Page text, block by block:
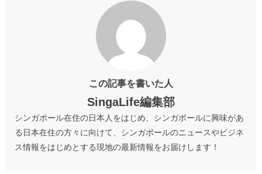
この記事を書いた人
SingaLife編集部
シンガポール在住の日本人をはじめ、シンガポールに興味があ
る日本在住の方々に向けて、シンガポールのニュースやビジネ
ス情報をはじめとする現地の最新情報をお届けします！